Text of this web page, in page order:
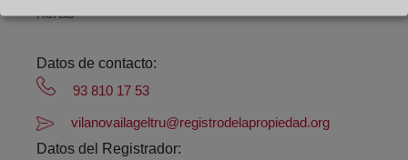
horas
Datos de contacto:
93 810 17 53
vilanovailageltru@registrodelapropiedad.org
Datos del Registrador: